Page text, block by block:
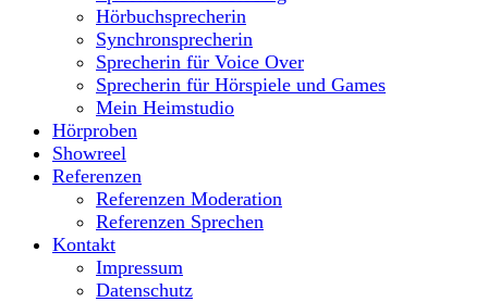
Hörbuchsprecherin
Synchronsprecherin
Sprecherin für Voice Over
Sprecherin für Hörspiele und Games
Mein Heimstudio
Hörproben
Showreel
Referenzen
Referenzen Moderation
Referenzen Sprechen
Kontakt
Impressum
Datenschutz